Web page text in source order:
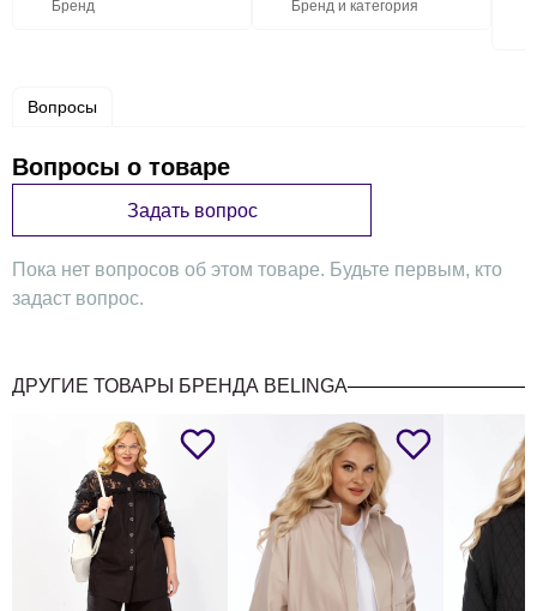
Бренд Бренд и категория
Вопросы
Вопросы о товаре
Задать вопрос
Пока нет вопросов об этом товаре. Будьте первым, кто
задаст вопрос.
ДРУГИЕ ТОВАРЫ БРЕНДА BELINGA